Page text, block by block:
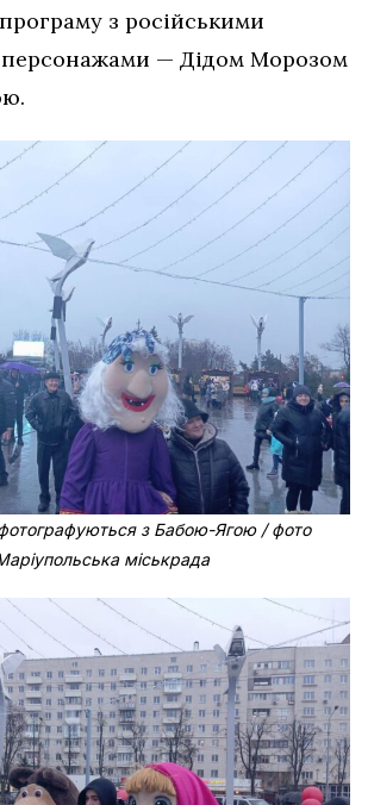
з російськими
— Дідом Морозом
з Бабою-Ягою / фото
міськрада